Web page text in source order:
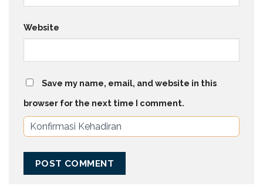
Website
Save my name, email, and website in this
browser for the next time I comment.